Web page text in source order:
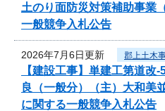
土のり面防災対策補助事業
一般競争入札公告
2026年7月6日更新 郡上土木
【建設工事】単建工第道改
良（一般分）（主）大和美
に関する一般競争入札公告